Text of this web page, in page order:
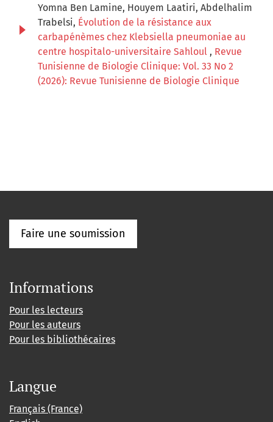
Yomna Ben Lamine, Houyem Laatiri, Abdelhalim
Trabelsi, Évolution de la résistance aux
carbapénèmes chez Klebsiella pneumoniae au
centre hospitalo-universitaire Sahloul , Revue
Tunisienne de Biologie Clinique: Vol. 33 No 2
(2026): Revue Tunisienne de Biologie Clinique
Faire une soumission
Informations
Pour les lecteurs
Pour les auteurs
Pour les bibliothécaires
Langue
Français (France)